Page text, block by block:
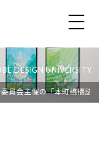
主催の「本町橋橋詰広
DESIGN UNIVERSITY